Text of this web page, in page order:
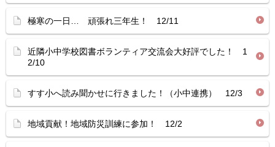
極寒の一日… 頑張れ三年生！ 12/11
近隣小中学校図書ボランティア交流会大好評でした！ 1
2/10
すす小へ読み聞かせに行きました！（小中連携） 12/3
地域貢献！地域防災訓練に参加！ 12/2